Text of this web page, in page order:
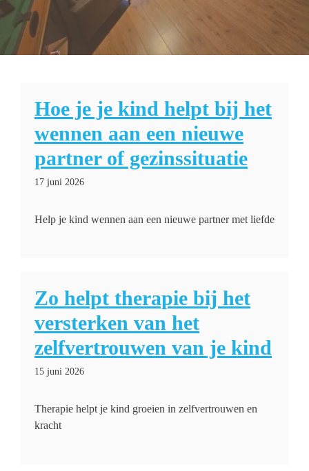
Hoe je je kind helpt bij het
wennen aan een nieuwe
partner of gezinssituatie
17 juni 2026
Help je kind wennen aan een nieuwe partner met liefde
Zo helpt therapie bij het
versterken van het
zelfvertrouwen van je kind
15 juni 2026
Therapie helpt je kind groeien in zelfvertrouwen en
kracht